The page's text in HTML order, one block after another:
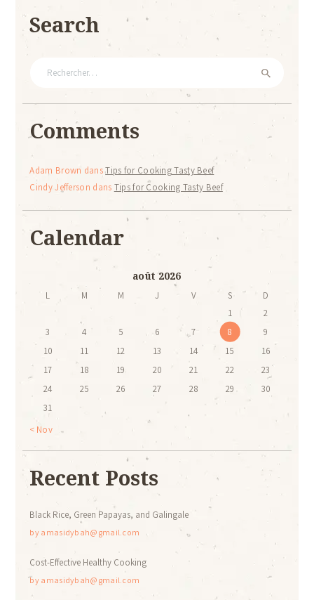
Search
Comments
Adam Brown dansTips for Cooking Tasty Beef
Cindy Jefferson dans Tips for Cooking Tasty Beef
Calendar
août 2026
L M M J V S
D
1
2
3
4 5 6 7 8
9
10
11 12 13 14 15
16
17
18 19 20 21 22
23
24
25 26 27 28 29
30
31
« Nov
Recent Posts
Black Rice, Green Papayas, and Galingale
by amasidybah@gmail.com
Cost-Effective Healthy Cooking
by amasidybah@gmail.com